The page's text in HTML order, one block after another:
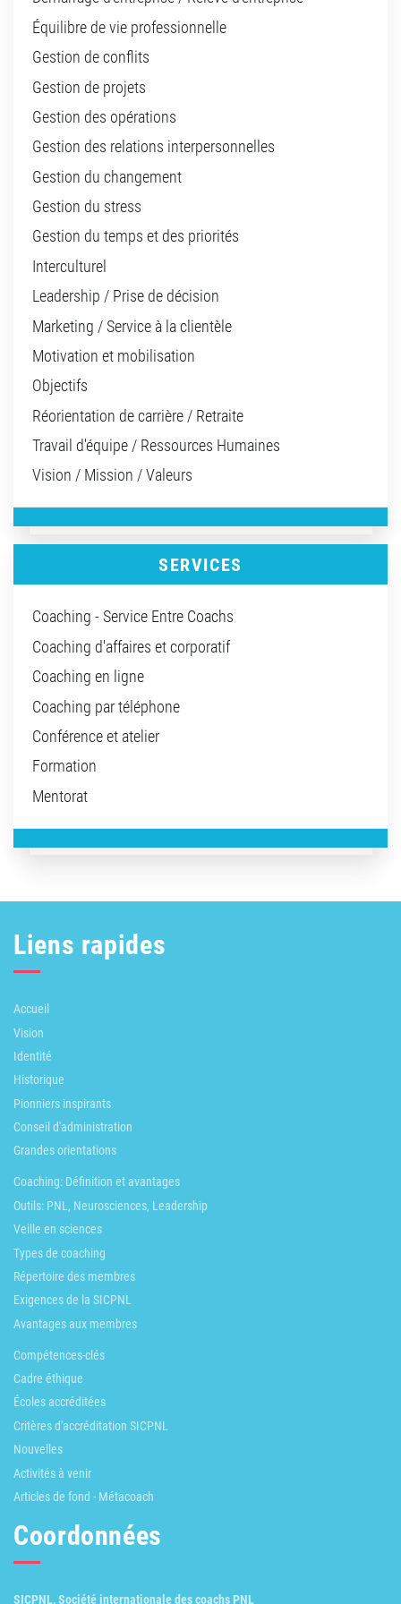
Équilibre de vie professionnelle
Gestion de conflits
Gestion de projets
Gestion des opérations
Gestion des relations interpersonnelles
Gestion du changement
Gestion du stress
Gestion du temps et des priorités
Interculturel
Leadership / Prise de décision
Marketing / Service à la clientèle
Motivation et mobilisation
Objectifs
Réorientation de carrière / Retraite
Travail d'équipe / Ressources Humaines
Vision / Mission / Valeurs
SERVICES
Coaching - Service Entre Coachs
Coaching d'affaires et corporatif
Coaching en ligne
Coaching par téléphone
Conférence et atelier
Formation
Mentorat
Liens rapides
Accueil
Vision
Identité
Historique
Pionniers inspirants
Conseil d'administration
Grandes orientations
Coaching: Définition et avantages
Outils: PNL, Neurosciences, Leadership
Veille en sciences
Types de coaching
Répertoire des membres
Exigences de la SICPNL
Avantages aux membres
Compétences-clés
Cadre éthique
Écoles accréditées
Critères d'accréditation SICPNL
Nouvelles
Activités à venir
Articles de fond - Métacoach
Coordonnées
SICPNL, Société internationale des coachs PNL